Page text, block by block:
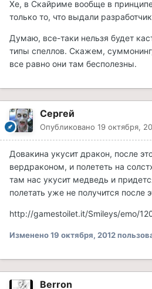
Хе, в Скайриме вообще в
только то, что выдали
Думаю, все-таки нельзя будет
типы спеллов. Скажем,
все равно они там бесполезны.
Сергей
Опубликовано 19 октября,
Довакина укусит дракон, после
вердраконом, и полететь на
там нас укусит медведь и
полетать уже не получится после
http://gamestoilet.it/Smileys/emo/
Изменено19 октября, 2012
Berron